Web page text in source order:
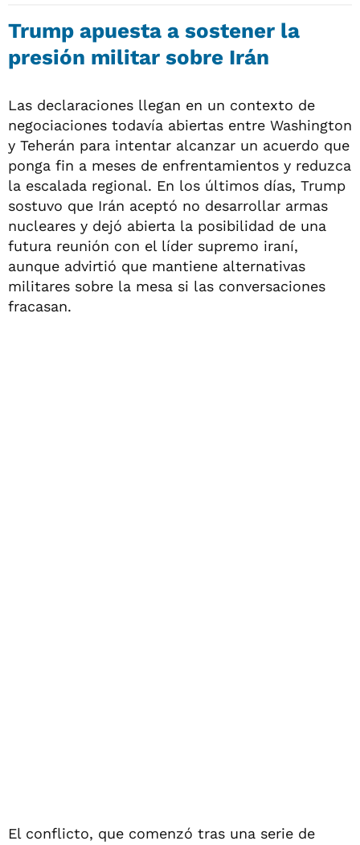
Trump apuesta a sostener la
presión militar sobre Irán
Las declaraciones llegan en un contexto de
negociaciones todavía abiertas entre Washington
y Teherán para intentar alcanzar un acuerdo que
ponga fin a meses de enfrentamientos y reduzca
la escalada regional. En los últimos días, Trump
sostuvo que Irán aceptó no desarrollar armas
nucleares y dejó abierta la posibilidad de una
futura reunión con el líder supremo iraní,
aunque advirtió que mantiene alternativas
militares sobre la mesa si las conversaciones
fracasan.
El conflicto, que comenzó tras una serie de